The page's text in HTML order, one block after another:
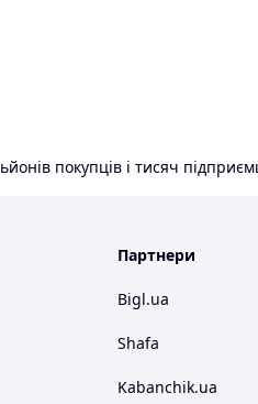
покупців і тисяч
Партнери
Bigl.ua
Shafa
Kabanchik.ua